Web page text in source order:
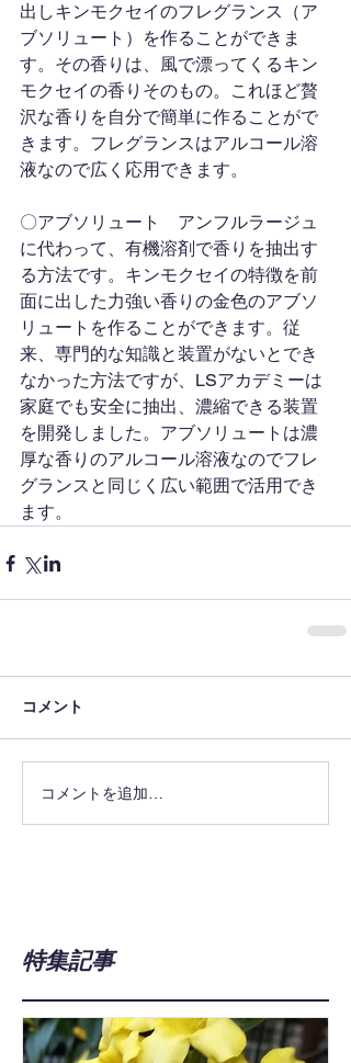
出しキンモクセイのフレグランス（ア
ブソリュート）を作ることができま
す。その香りは、風で漂ってくるキン
モクセイの香りそのもの。これほど贅
沢な香りを自分で簡単に作ることがで
きます。フレグランスはアルコール溶
液なので広く応用できます。
〇アブソリュート　アンフルラージュ
に代わって、有機溶剤で香りを抽出す
る方法です。キンモクセイの特徴を前
面に出した力強い香りの金色のアブソ
リュートを作ることができます。従
来、専門的な知識と装置がないとでき
なかった方法ですが、LSアカデミーは
家庭でも安全に抽出、濃縮できる装置
を開発しました。アブソリュートは濃
厚な香りのアルコール溶液なのでフレ
グランスと同じく広い範囲で活用でき
ます。
コメント
コメントを追加…
特集記事